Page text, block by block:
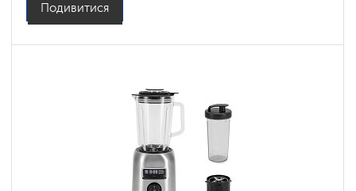
Подивитися